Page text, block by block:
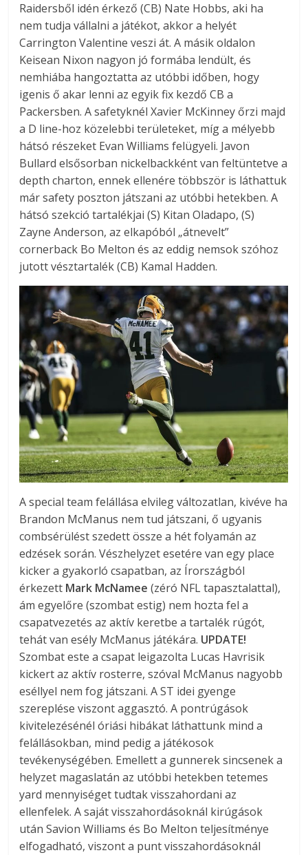
Raidersből idén érkező (CB) Nate Hobbs, aki ha
nem tudja vállalni a játékot, akkor a helyét
Carrington Valentine veszi át. A másik oldalon
Keisean Nixon nagyon jó formába lendült, és
nemhiába hangoztatta az utóbbi időben, hogy
igenis ő akar lenni az egyik fix kezdő CB a
Packersben. A safetyknél Xavier McKinney őrzi majd
a D line-hoz közelebbi területeket, míg a mélyebb
hátsó részeket Evan Williams felügyeli. Javon
Bullard elsősorban nickelbackként van feltüntetve a
depth charton, ennek ellenére többször is láthattuk
már safety poszton játszani az utóbbi hetekben. A
hátsó szekció tartalékjai (S) Kitan Oladapo, (S)
Zayne Anderson, az elkapóból „átnevelt”
cornerback Bo Melton és az eddig nemsok szóhoz
jutott vésztartalék (CB) Kamal Hadden.
A special team felállása elvileg változatlan, kivéve ha
Brandon McManus nem tud játszani, ő ugyanis
combsérülést szedett össze a hét folyamán az
edzések során. Vészhelyzet esetére van egy place
kicker a gyakorló csapatban, az Írországból
érkezett Mark McNamee (zéró NFL tapasztalattal),
ám egyelőre (szombat estig) nem hozta fel a
csapatvezetés az aktív keretbe a tartalék rúgót,
tehát van esély McManus játékára. UPDATE!
Szombat este a csapat leigazolta Lucas Havrisik
kickert az aktív rosterre, szóval McManus nagyobb
eséllyel nem fog játszani. A ST idei gyenge
szereplése viszont aggasztó. A pontrúgások
kivitelezésénél óriási hibákat láthattunk mind a
felállásokban, mind pedig a játékosok
tevékenységében. Emellett a gunnerek sincsenek a
helyzet magaslatán az utóbbi hetekben tetemes
yard mennyiséget tudtak visszahordani az
ellenfelek. A saját visszahordásoknál kirúgások
után Savion Williams és Bo Melton teljesítménye
elfogadható, viszont a punt visszahordásoknál